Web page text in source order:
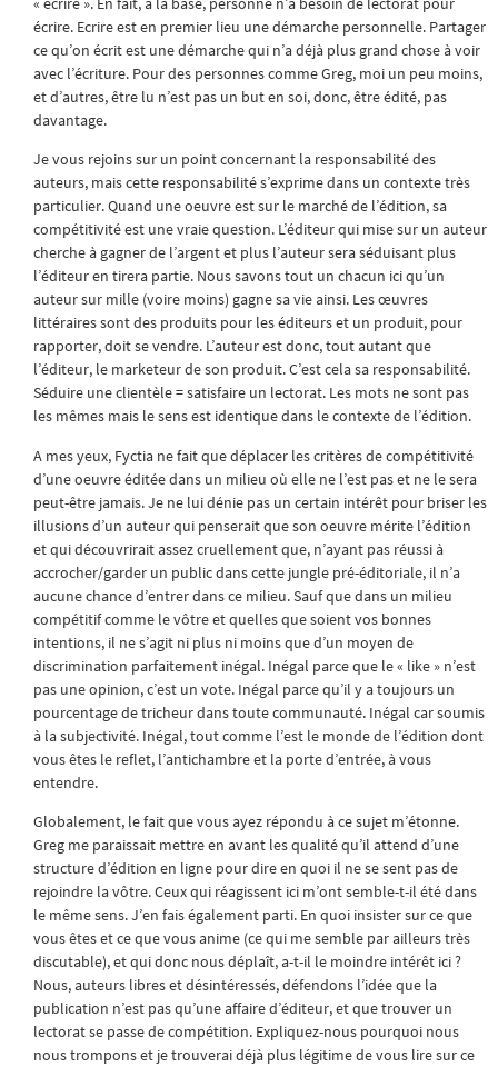
écrire. Ecrire est en premier lieu une démarche personnelle. Partager
ce qu’on écrit est une démarche qui n’a déjà plus grand chose à voir
avec l’écriture. Pour des personnes comme Greg, moi un peu moins,
et d’autres, être lu n’est pas un but en soi, donc, être édité, pas
davantage.
Je vous rejoins sur un point concernant la responsabilité des
auteurs, mais cette responsabilité s’exprime dans un contexte très
particulier. Quand une oeuvre est sur le marché de l’édition, sa
compétitivité est une vraie question. L’éditeur qui mise sur un auteur
cherche à gagner de l’argent et plus l’auteur sera séduisant plus
l’éditeur en tirera partie. Nous savons tout un chacun ici qu’un
auteur sur mille (voire moins) gagne sa vie ainsi. Les œuvres
littéraires sont des produits pour les éditeurs et un produit, pour
rapporter, doit se vendre. L’auteur est donc, tout autant que
l’éditeur, le marketeur de son produit. C’est cela sa responsabilité.
Séduire une clientèle = satisfaire un lectorat. Les mots ne sont pas
les mêmes mais le sens est identique dans le contexte de l’édition.
A mes yeux, Fyctia ne fait que déplacer les critères de compétitivité
d’une oeuvre éditée dans un milieu où elle ne l’est pas et ne le sera
peut-être jamais. Je ne lui dénie pas un certain intérêt pour briser les
illusions d’un auteur qui penserait que son oeuvre mérite l’édition
et qui découvrirait assez cruellement que, n’ayant pas réussi à
accrocher/garder un public dans cette jungle pré-éditoriale, il n’a
aucune chance d’entrer dans ce milieu. Sauf que dans un milieu
compétitif comme le vôtre et quelles que soient vos bonnes
intentions, il ne s’agit ni plus ni moins que d’un moyen de
discrimination parfaitement inégal. Inégal parce que le « like » n’est
pas une opinion, c’est un vote. Inégal parce qu’il y a toujours un
pourcentage de tricheur dans toute communauté. Inégal car soumis
à la subjectivité. Inégal, tout comme l’est le monde de l’édition dont
vous êtes le reflet, l’antichambre et la porte d’entrée, à vous
entendre.
Globalement, le fait que vous ayez répondu à ce sujet m’étonne.
Greg me paraissait mettre en avant les qualité qu’il attend d’une
structure d’édition en ligne pour dire en quoi il ne se sent pas de
rejoindre la vôtre. Ceux qui réagissent ici m’ont semble-t-il été dans
le même sens. J’en fais également parti. En quoi insister sur ce que
vous êtes et ce que vous anime (ce qui me semble par ailleurs très
discutable), et qui donc nous déplaît, a-t-il le moindre intérêt ici ?
Nous, auteurs libres et désintéressés, défendons l’idée que la
publication n’est pas qu’une affaire d’éditeur, et que trouver un
lectorat se passe de compétition. Expliquez-nous pourquoi nous
nous trompons et je trouverai déjà plus légitime de vous lire sur ce